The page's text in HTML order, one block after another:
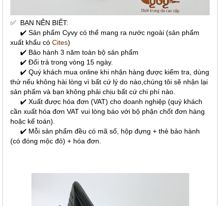
✅ BẠN NÊN BIẾT:
✔️ Sản phẩm Cyvy có thể mang ra nước ngoài (sản phẩm
xuất khẩu có Cites)
✔️ Bảo hành 3 năm toàn bộ sản phẩm
✔️ Đổi trả trong vòng 15 ngày.
✔️ Quý khách mua online khi nhận hàng được kiểm tra, dùng
thử nếu không hài lòng vì bất cứ lý do nào,chúng tôi sẽ nhận lại
sản phẩm và bạn không phải chịu bất cứ chi phí nào.
✔️ Xuất được hóa đơn (VAT) cho doanh nghiệp (quý khách
cần xuất hóa đơn VAT vui lòng báo với bộ phận chốt đơn hàng
hoặc kế toán).
✔️ Mỗi sản phẩm đều có mã số, hộp đựng + thẻ bảo hành
(có đóng mộc đỏ) + hóa đơn.